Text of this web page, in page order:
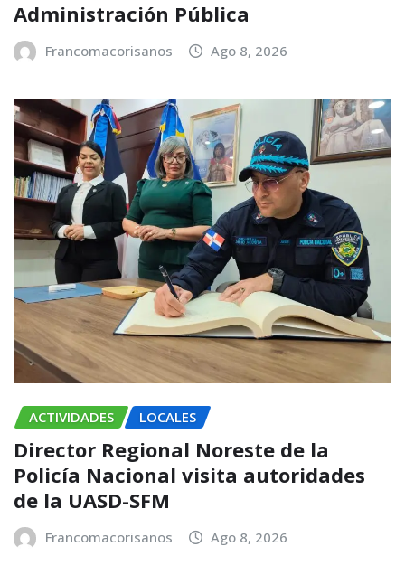
Administración Pública
Francomacorisanos Ago 8, 2026
ACTIVIDADES LOCALES
Director Regional Noreste de la
Policía Nacional visita autoridades
de la UASD-SFM
Francomacorisanos Ago 8, 2026